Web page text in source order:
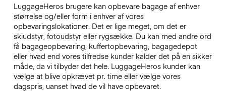
LuggageHeros brugere kan opbevare bagage af enhver
størrelse og/eller form i enhver af vores
opbevaringslokationer. Det er lige meget, om det er
skiudstyr, fotoudstyr eller rygsække. Du kan med andre ord
få bagageopbevaring, kuffertopbevaring, bagagedepot
eller hvad end vores tilfredse kunder kalder det på en sikker
måde, da vi tilbyder det hele. LuggageHeros kunder kan
vælge at blive opkrævet pr. time eller vælge vores
dagspris, uanset hvad de vil have opbevaret.